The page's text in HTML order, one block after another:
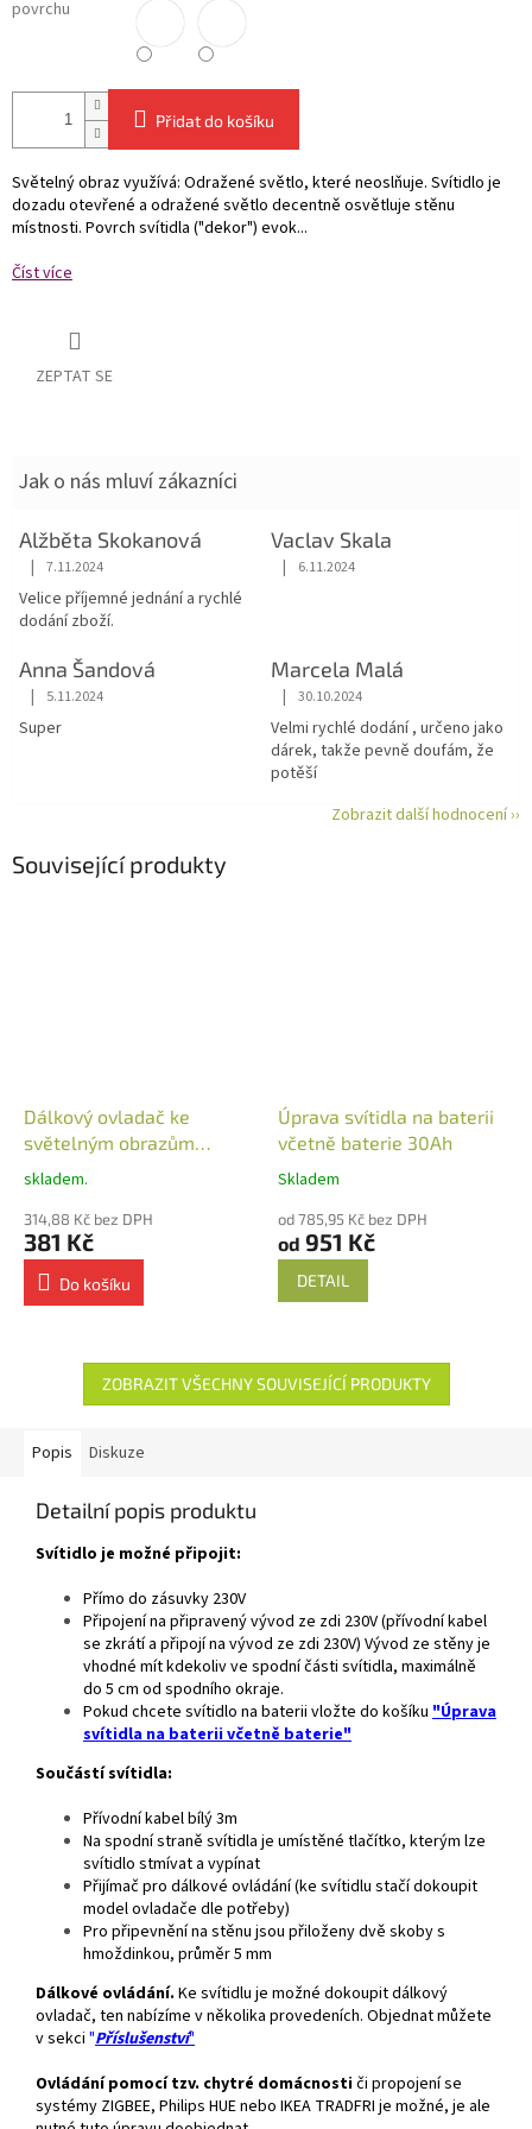
povrchu
Přidat do košíku
Světelný obraz využívá: Odražené světlo, které neoslňuje. Svítidlo je
dozadu otevřené a odražené světlo decentně osvětluje stěnu
místnosti. Povrch svítidla ("dekor") evok...
Číst více
ZEPTAT SE
Jak o nás mluví zákazníci
Alžběta Skokanová
Hodnocení obchodu je 5 z 5 hvězdiček.
| 7.11.2024
Velice příjemné jednání a rychlé
dodání zboží.
Vaclav Skala
Hodnocení obchodu je 5 z 5
| 6.11.2024
Anna Šandová
Hodnocení obchodu je 5 z 5 hvězdiček.
| 5.11.2024
Super
Marcela Malá
Hodnocení obchodu je 5 z 5
| 30.10.2024
Velmi rychlé dodání , určeno jako
dárek, takže pevně doufám, že
potěší
Zobrazit další hodnocení ››
Související produkty
Dálkový ovladač ke
světelným obrazům
nástěnný
skladem.
314,88 Kč bez DPH
381 Kč
Do košíku
Úprava svítidla na baterii
včetně baterie 30Ah
Skladem
od 785,95 Kč bez DPH
od 951 Kč
DETAIL
ZOBRAZIT VŠECHNY SOUVISEJÍCÍ PRODUKTY
Popis Diskuze
Detailní popis produktu
Svítidlo je možné připojit:
Přímo do zásuvky 230V
Připojení na připravený vývod ze zdi 230V (přívodní kabel
se zkrátí a připojí na vývod ze zdi 230V) Vývod ze stěny je
vhodné mít kdekoliv ve spodní části svítidla, maximálně
do 5 cm od spodního okraje.
Pokud chcete svítidlo na baterii vložte do košíku "Úprava
svítidla na baterii včetně baterie"
Součástí svítidla:
Přívodní kabel bílý 3m
Na spodní straně svítidla je umístěné tlačítko, kterým lze
svítidlo stmívat a vypínat
Přijímač pro dálkové ovládání (ke svítidlu stačí dokoupit
model ovladače dle potřeby)
Pro připevnění na stěnu jsou přiloženy dvě skoby s
hmoždinkou, průměr 5 mm
Dálkové ovládání. Ke svítidlu je možné dokoupit dálkový
ovladač, ten nabízíme v několika provedeních. Objednat můžete
v sekci "Příslušenství"
Ovládání pomocí tzv. chytré domácnostiči propojení se
systémy ZIGBEE, Philips HUE nebo IKEA TRADFRI je možné, je ale